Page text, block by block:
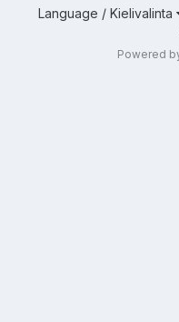
Language / Kielivalinta
Powered